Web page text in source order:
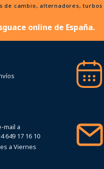
cambio, alternadores,
online de España.
mail a
649 17 16 10
a Viernes